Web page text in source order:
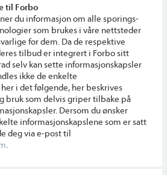
til Forbo
du informasjon om alle sporings-
som brukes i våre nettsteder
for dem. Da de respektive
tilbud er integrert i Forbo sitt
selv kan sette informasjonskapsler
ikke de enkelte
i det følgende, her beskrives
bruk som delvis griper tilbake på
Dersom du ønsker
informasjonskapslene som er satt
deg via e-post til